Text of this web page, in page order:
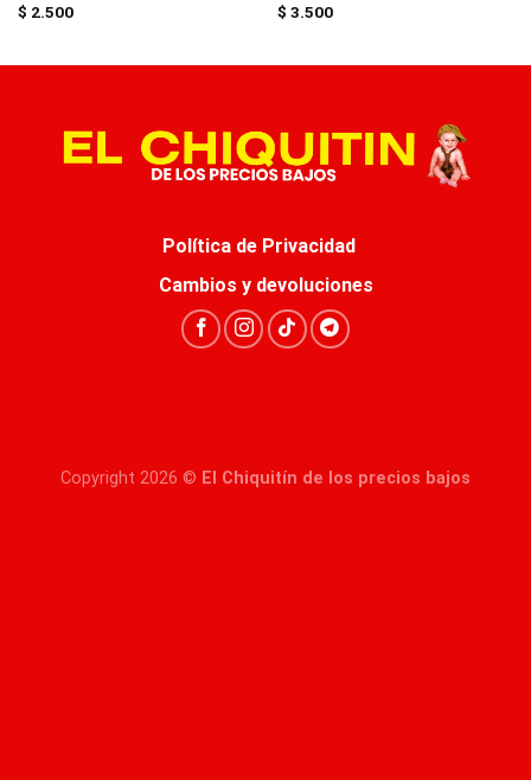
$ 2.500 $ 3.500
Política de Privacidad
Cambios y devoluciones
Copyright 2026 © El Chiquitín de los precios bajos